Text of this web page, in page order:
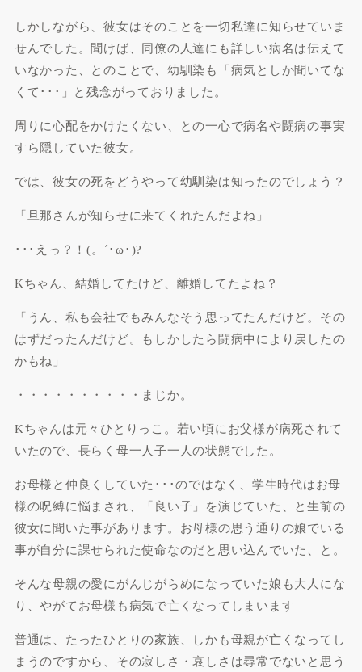
しかしながら、彼女はそのことを一切私達に知らせていま
せんでした。聞けば、同僚の人達にも詳しい病名は伝えて
いなかった、とのことで、幼馴染も「病気としか聞いてな
くて･･･」と残念がっておりました。
周りに心配をかけたくない、との一心で病名や闘病の事実
すら隠していた彼女。
では、彼女の死をどうやって幼馴染は知ったのでしょう？
「 旦那さんが知らせに来てくれたんだよね」
･･･えっ？！(。´･ω･)?
Kちゃん、結婚してたけど、離婚してたよね？
「うん、私も会社でもみんなそう思ってたんだけど。その
はずだったんだけど。
もしかしたら闘病中により戻したの
かもね 」
・・・・・・・・・・まじか。
Kちゃんは元々ひとりっこ 。若い頃にお父様が病死されて
いたので、長らく母一人子一人の状態でした。
お母様と仲良くしていた･･･のではなく、学生時代はお母
様の呪縛に悩まされ、「良い子」を演じていた、と生前の
彼女に聞いた事があります。お母様の思う通りの娘でいる
事が自分に課せられた使命なのだと思い込んでいた、と。
そんな母親の愛にがんじがらめになっていた娘も大人にな
り、やがてお母様も病気で亡くなってしまいます
普通は、たったひとりの家族、しかも母親が亡くなってし
まうのですから、その寂しさ・哀しさは尋常でないと思う